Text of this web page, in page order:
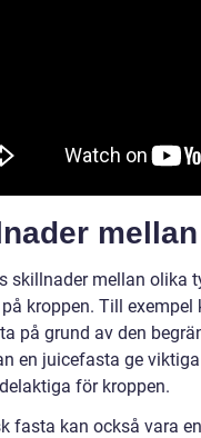
skillnader mellan olika
kroppen. Till
på grund av den
en juicefasta ge
för kroppen.
fasta kan också vara